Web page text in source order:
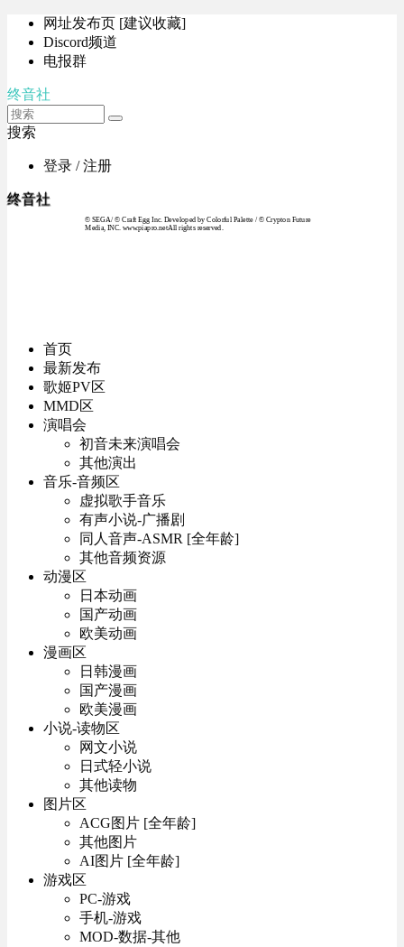
网址发布页 [建议收藏]
Discord频道
电报群
终音社
搜索
登录 / 注册
终音社
© SEGA / © Craft Egg Inc. Developed by Colorful Palette / © Crypton Future
Media, INC. www.piapro.netAll rights reserved.
首页
最新发布
歌姬PV区
MMD区
演唱会
初音未来演唱会
其他演出
音乐-音频区
虚拟歌手音乐
有声小说-广播剧
同人音声-ASMR [全年龄]
其他音频资源
动漫区
日本动画
国产动画
欧美动画
漫画区
日韩漫画
国产漫画
欧美漫画
小说-读物区
网文小说
日式轻小说
其他读物
图片区
ACG图片 [全年龄]
其他图片
AI图片 [全年龄]
游戏区
PC-游戏
手机-游戏
MOD-数据-其他